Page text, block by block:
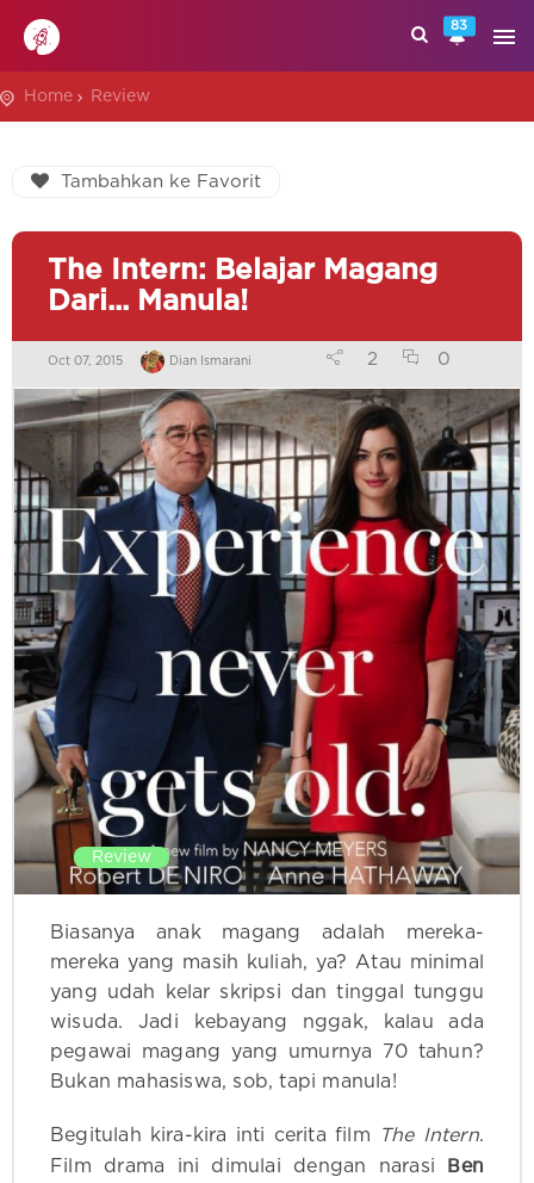
83
Home Review
Tambahkan ke Favorit
The Intern: Belajar Magang
Dari... Manula!
Oct 07, 2015 Dian Ismarani 2 0
Review
Biasanya anak magang adalah mereka-
mereka yang masih kuliah, ya? Atau minimal
yang udah kelar skripsi dan tinggal tunggu
wisuda. Jadi kebayang nggak, kalau ada
pegawai magang yang umurnya 70 tahun?
Bukan mahasiswa, sob, tapi manula!
Begitulah kira-kira inti cerita film The Intern.
Film drama ini dimulai dengan narasi Ben